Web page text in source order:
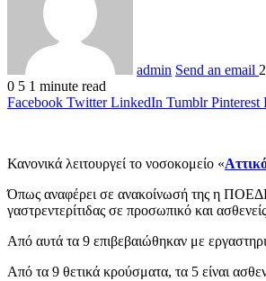
admin Send an email
0 5 1 minute read
Facebook Twitter LinkedIn Tumblr Pinterest
Κανονικά λειτουργεί το νοσοκομείο «
Όπως αναφέρει σε ανακοίνωσή της η
γαστρεντερίτιδας σε προσωπικό και
Από αυτά τα 9 επιβεβαιώθηκαν με
Από τα 9 θετικά κρούσματα, τα 5 είναι